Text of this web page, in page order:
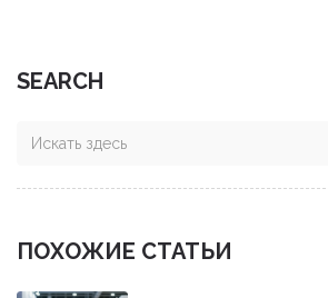
SEARCH
ПОХОЖИЕ СТАТЬИ